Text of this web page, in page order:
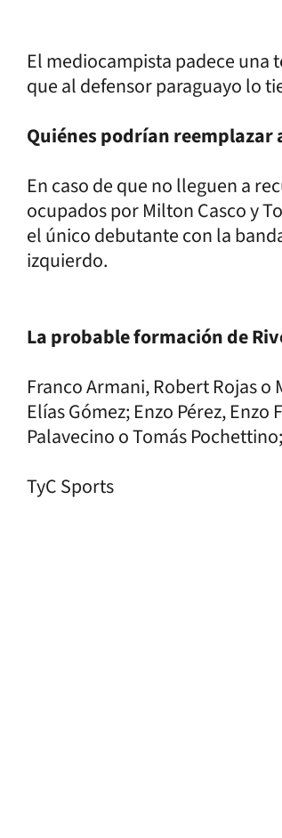
El mediocampista padece
que al defensor paraguayo lo
Quiénes podrían reemplazar
En caso de que no lleguen a
ocupados por Milton Casco y
el único debutante con la
izquierdo.
La probable formación de
Franco Armani, Robert Rojas o
Elías Gómez; Enzo Pérez,
Palavecino o Tomás
TyC Sports